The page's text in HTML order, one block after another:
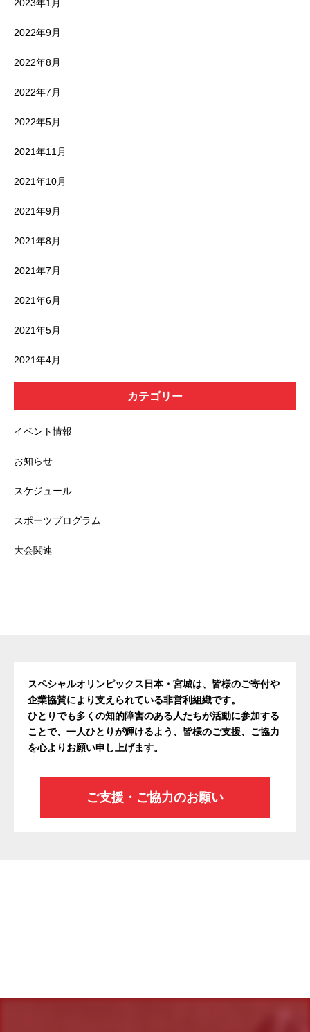
2023年1月
2022年9月
2022年8月
2022年7月
2022年5月
2021年11月
2021年10月
2021年9月
2021年8月
2021年7月
2021年6月
2021年5月
2021年4月
カテゴリー
イベント情報
お知らせ
スケジュール
スポーツプログラム
大会関連
スペシャルオリンピックス日本・宮城は、皆様のご寄付や
企業協賛により支えられている非営利組織です。
ひとりでも多くの知的障害のある人たちが活動に参加する
ことで、一人ひとりが輝けるよう、皆様のご支援、ご協力
を心よりお願い申し上げます。
ご支援・ご協力のお願い